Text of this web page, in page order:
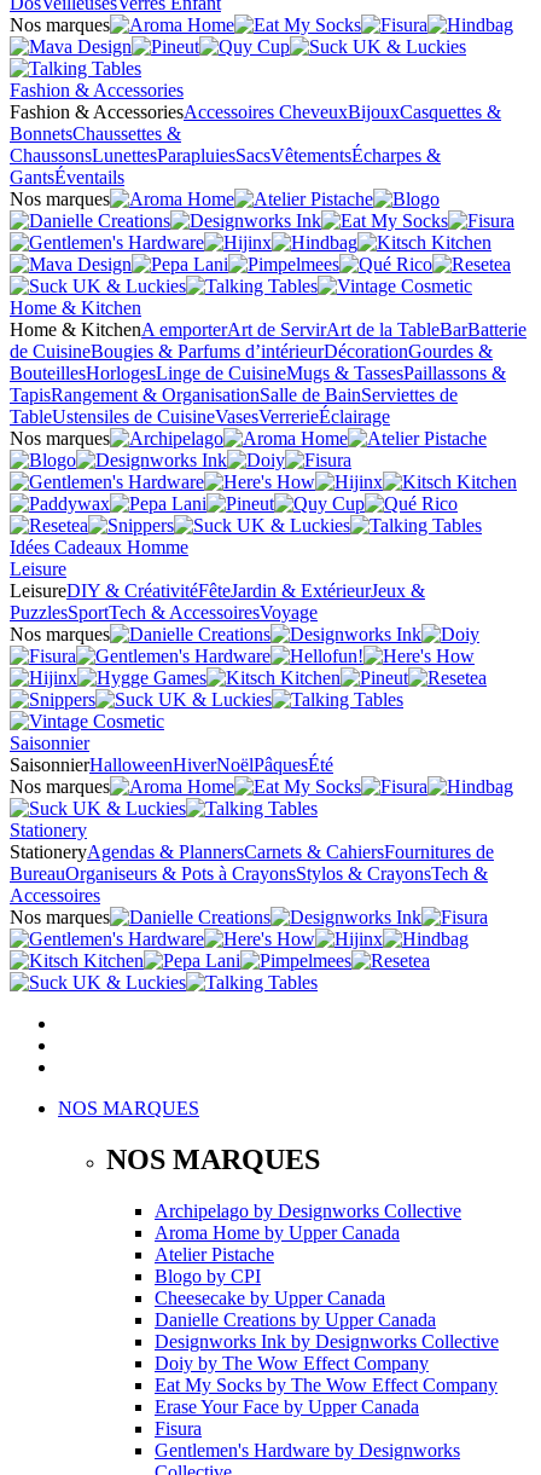
Nos marques
Fashion & Accessories
Fashion & AccessoriesAccessoires CheveuxBijouxCasquettes &
BonnetsChaussettes &
ChaussonsLunettesParapluiesSacsVêtementsÉcharpes &
GantsÉventails
Nos marques
Home & Kitchen
Home & KitchenA emporterArt de ServirArt de la TableBarBatterie
de CuisineBougies & Parfums d’intérieurDécorationGourdes &
BouteillesHorlogesLinge de CuisineMugs & TassesPaillassons &
TapisRangement & OrganisationSalle de BainServiettes de
TableUstensiles de CuisineVasesVerrerieÉclairage
Nos marques
Idées Cadeaux Homme
Leisure
LeisureDIY & CréativitéFêteJardin & ExtérieurJeux &
PuzzlesSportTech & AccessoiresVoyage
Nos marques
Saisonnier
SaisonnierHalloweenHiverNoëlPâquesÉté
Nos marques
Stationery
StationeryAgendas & PlannersCarnets & CahiersFournitures de
BureauOrganiseurs & Pots à CrayonsStylos & CrayonsTech &
Accessoires
Nos marques
NOS MARQUES
NOS MARQUES
Archipelago by Designworks Collective
Aroma Home by Upper Canada
Atelier Pistache
Blogo by CPI
Cheesecake by Upper Canada
Danielle Creations by Upper Canada
Designworks Ink by Designworks Collective
Doiy by The Wow Effect Company
Eat My Socks by The Wow Effect Company
Erase Your Face by Upper Canada
Fisura
Gentlemen's Hardware by Designworks